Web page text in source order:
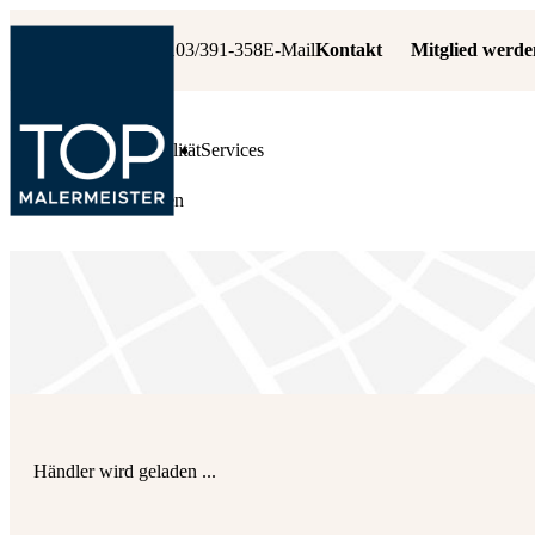
+49 6103/391-358E-MailKontakt Mitglied
Leistungen QualitätServices
Fachbetrieb suchen
Händler wird geladen ...